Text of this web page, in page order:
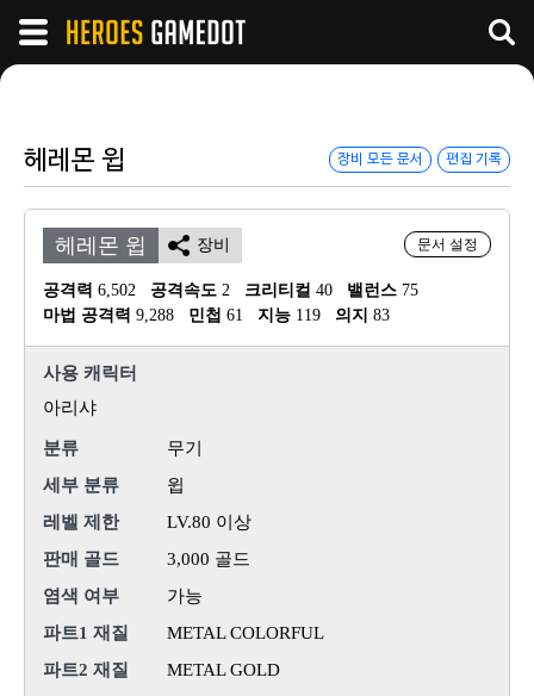
헤레몬 윕 장비 모든 문서 편집 기록
문서 설정
헤레몬 윕 장비
공격력 6,502 공격속도 2 크리티컬 40 밸런스 75
마법 공격력 9,288 민첩 61 지능 119 의지 83
사용 캐릭터
아리샤
분류
무기
세부 분류
윕
레벨 제한
LV.80 이상
판매 골드
3,000 골드
염색 여부
가능
파트1 재질
METAL COLORFUL
파트2 재질
METAL GOLD